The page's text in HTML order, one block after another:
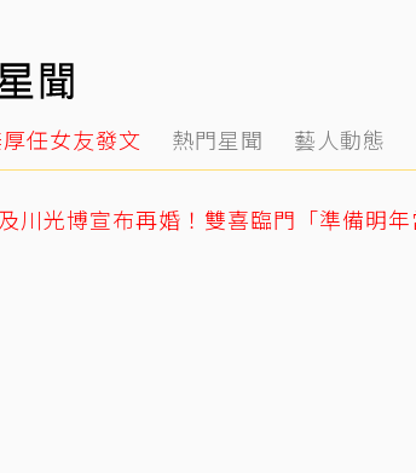
任女友發文 熱門星聞 藝人動態
川光博宣布再婚！雙喜臨門「準備明年